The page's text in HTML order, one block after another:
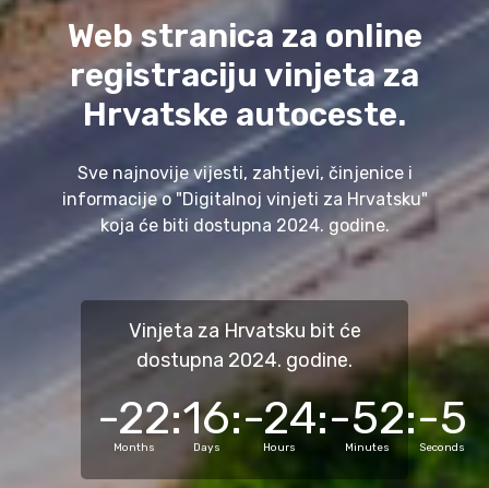
Web stranica za online
registraciju vinjeta za
Hrvatske autoceste.
Sve najnovije vijesti, zahtjevi, činjenice i
informacije o "Digitalnoj vinjeti za Hrvatsku"
koja će biti dostupna 2024. godine.
Vinjeta za Hrvatsku bit će
dostupna 2024. godine.
-22
Months
:16
Days
:-24
Hours
:-52
Minutes
:-5
Seconds